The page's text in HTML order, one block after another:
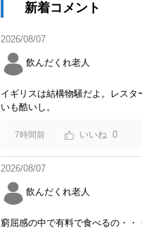
新着コメント
2026/08/07
飲んだくれ老人
イギリスは結構物騒だよ。レスタ
いも酷いし。
7時間前 0
2026/08/07
飲んだくれ老人
窮屈感の中で有料で食べるの・・